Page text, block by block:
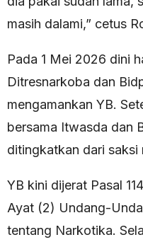
masih dalami,” cetus
Pada 1 Mei 2026 dini
Ditresnarkoba dan
mengamankan YB.
bersama Itwasda dan
ditingkatkan dari saksi
YB kini dijerat Pasal
Ayat (2) Undang-
tentang Narkotika.